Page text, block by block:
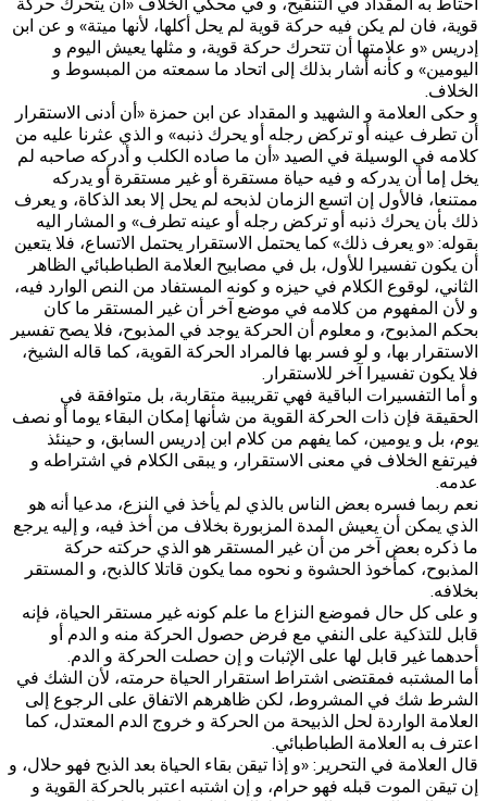
قوية، فان لم يكن فيه حركة قوية لم يحل أكلها، لأنها ميتة» و عن ابن
إدريس «و علامتها أن تتحرك حركة قوية، و مثلها يعيش اليوم و
اليومين» و كأنه أشار بذلك إلى اتحاد ما سمعته من المبسوط و
الخلاف.
و حكى العلامة و الشهيد و المقداد عن ابن حمزة «أن أدنى الاستقرار
أن تطرف عينه أو تركض رجله أو يحرك ذنبه» و الذي عثرنا عليه من
كلامه في الوسيلة في الصيد «أن ما صاده الكلب و أدركه صاحبه لم
يخل إما أن يدركه و فيه حياة مستقرة أو غير مستقرة أو يدركه
ممتنعا، فالأول إن اتسع الزمان لذبحه لم يحل إلا بعد الذكاة، و يعرف
ذلك بأن يحرك ذنبه أو تركض رجله أو عينه تطرف» و المشار اليه
بقوله: «و يعرف ذلك» كما يحتمل الاستقرار يحتمل الاتساع، فلا يتعين
أن يكون تفسيرا للأول، بل في مصابيح العلامة الطباطبائي الظاهر
الثاني، لوقوع الكلام في حيزه و كونه المستفاد من النص الوارد فيه،
و لأن المفهوم من كلامه في موضع آخر أن غير المستقر ما كان
بحكم المذبوح، و معلوم أن الحركة يوجد في المذبوح، فلا يصح تفسير
الاستقرار بها، و لو فسر بها فالمراد الحركة القوية، كما قاله الشيخ،
فلا يكون تفسيرا آخر للاستقرار.
و أما التفسيرات الباقية فهي تقريبية متقاربة، بل متوافقة في
الحقيقة فإن ذات الحركة القوية من شأنها إمكان البقاء يوما أو نصف
يوم، بل و يومين، كما يفهم من كلام ابن إدريس السابق، و حينئذ
فيرتفع الخلاف في معنى الاستقرار، و يبقى الكلام في اشتراطه و
عدمه.
نعم ربما فسره بعض الناس بالذي لم يأخذ في النزع، مدعيا أنه هو
الذي يمكن أن يعيش المدة المزبورة بخلاف من أخذ فيه، و إليه يرجع
ما ذكره بعض آخر من أن غير المستقر هو الذي حركته حركة
المذبوح، كمأخوذ الحشوة و نحوه مما يكون قاتلا كالذبح، و المستقر
بخلافه.
و على كل حال فموضع النزاع ما علم كونه غير مستقر الحياة، فإنه‌
قابل للتذكية على النفي مع فرض حصول الحركة منه و الدم أو
أحدهما غير قابل لها على الإثبات و إن حصلت الحركة و الدم.
أما المشتبه فمقتضى اشتراط استقرار الحياة حرمته، لأن الشك في
الشرط شك في المشروط، لكن ظاهرهم الاتفاق على الرجوع إلى
العلامة الواردة لحل الذبيحة من الحركة و خروج الدم المعتدل، كما
اعترف به العلامة الطباطبائي.
قال العلامة في التحرير: «و إذا تيقن بقاء الحياة بعد الذبح فهو حلال، و
إن تيقن الموت قبله فهو حرام، و إن اشتبه اعتبر بالحركة القوية و